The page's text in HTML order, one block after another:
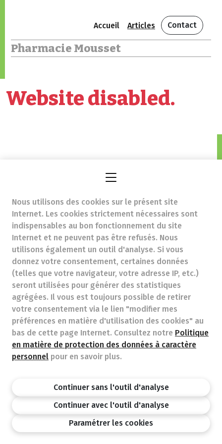
Accueil Articles Contact
Pharmacie Mousset
Website disabled.
Avenue Georges Henri 314,
1200 Woluwe-Saint-Lambert
info@pharmacie-mousset.be - Numéro d'entreprise
(N° TVA) (BE)0462265970
Titre professionnel : Pharmacien exerçant en Belgique
Association professionnelle : Association Pharmaceutique
Belge n°d’autorisation auprès de l’AFMPS 214005
Soumis à l'Ordre des Pharmaciens, 02/537.42.67, Av. Henri
Jaspar 94 1060 Brussel
Déontologie : Code de déontologie pharmaceutique
Tarifs soins remboursables
Disclaimer
©APB
design by
Nous utilisons des cookies sur le présent site
Internet. Les cookies strictement nécessaires sont
indispensables au bon fonctionnement du site
Internet et ne peuvent pas être refusés. Nous
utilisons également un outil d'analyse. Si vous
donnez votre consentement, certaines données
(telles que votre navigateur, votre adresse IP, etc.)
seront utilisées pour générer des statistiques
agrégées. Il vous est toujours possible de retirer
votre consentement via le lien "modifier mes
préférences en matière d'utilisation des cookies" au
bas de cette page Internet. Consultez notre Politique
en matière de protection des données à caractère
personnel pour en savoir plus.
Continuer sans l'outil d'analyse
Continuer avec l'outil d'analyse
Paramétrer les cookies